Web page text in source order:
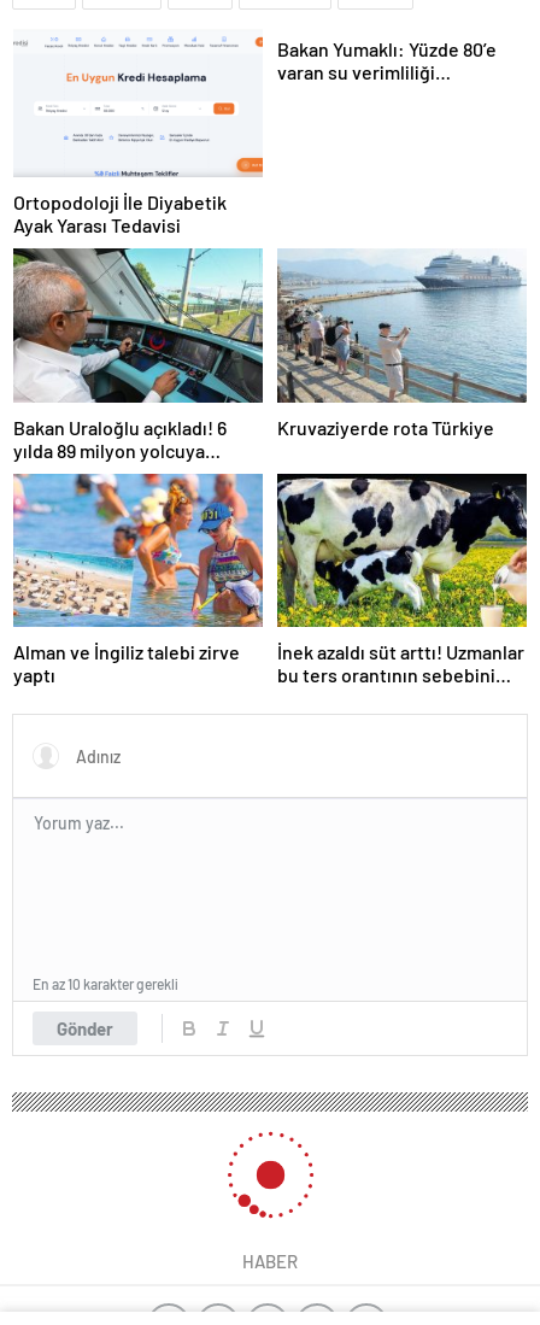
Ortopodoloji İle Diyabetik
Ayak Yarası Tedavisi
Bakan Yumaklı: Yüzde 80’e
varan su verimliliği
Bakan Uraloğlu açıkladı! 6
yılda 89 milyon yolcuya
hizmet verdi
Kruvaziyerde rota Türkiye
Alman ve İngiliz talebi zirve
yaptı
İnek azaldı süt arttı! Uzmanlar
bu ters orantının sebebini
Gönder
En az 10 karakter gerekli
HABER